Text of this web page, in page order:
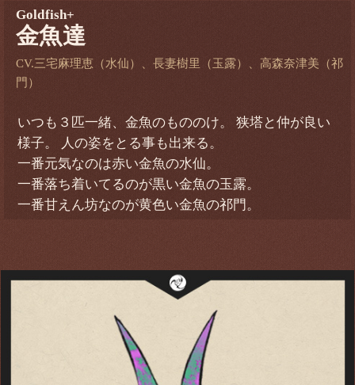
Goldfish+
金魚達
CV.三宅麻理恵（水仙）、長妻樹里（玉露）、高森奈津美（祁
門）
いつも３匹一緒、金魚のもののけ。 狭塔と仲が良い
様子。 人の姿をとる事も出来る。
一番元気なのは赤い金魚の水仙。
一番落ち着いてるのが黒い金魚の玉露。
一番甘えん坊なのが黄色い金魚の祁門。